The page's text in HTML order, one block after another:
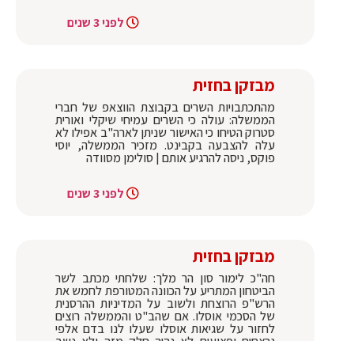
לפני 3 שנים
מבזקן בחזית
מהתכתבויות השרים בקבוצת הווצאפ של חברי
הממשלה: עולה כי השרים עמיחי שיקלי ואורית
סטרוק הטיחו כי האישור שניתן לארה"ב אפילו לא
עלה להצבעה בקבינט. מזכיר הממשלה, יוסי
פוקס, ניסה להרגיע אותם | סולימן מסוודה
לפני 3 שנים
מבזקן בחזית
חה"כ לימור סון הר מלך: שלחתי מכתב לשר
הביטחון המתריע על הכוונה המטורפת לחמש את
הרש"פ הרוצחת ולשוב על המדיניות ההרסנית
של הסכמי אוסלו. אם שהב"ט והממשלה רוצים
לחזור על שגיאות אוסלו שעלו לנו בדם אלפי